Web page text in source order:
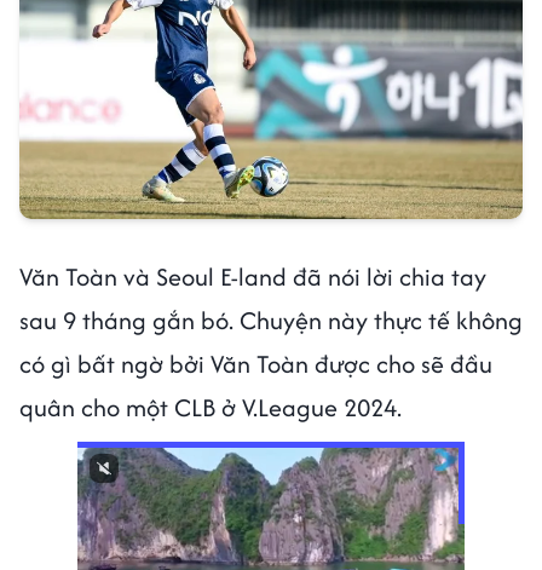
Văn Toàn và Seoul E-land đã nói lời chia tay
sau 9 tháng gắn bó. Chuyện này thực tế không
có gì bất ngờ bởi Văn Toàn được cho sẽ đầu
quân cho một CLB ở V.League 2024.